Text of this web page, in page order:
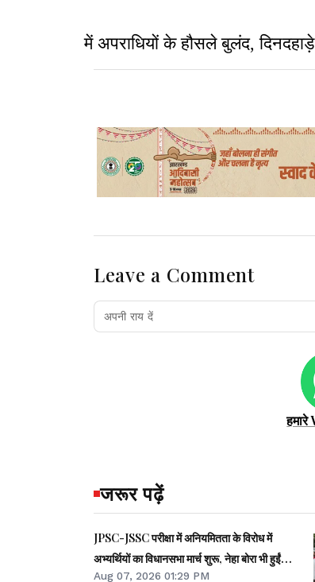
में अपराधियों के हौसले बुलंद,
Leave a Comment
जरूर पढ़ें
JPSC-JSSC परीक्षा में अनियमितता के विरोध में
अभ्यर्थियों का विधानसभा मार्च शुरू, नेहा बोरा भी हुईं
Aug 07, 2026 01:29 PM